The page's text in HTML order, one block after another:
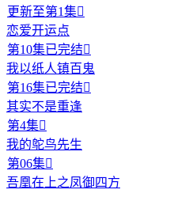
更新至第1集
恋爱开运点
第10集已完结
我以纸人镇百鬼
第16集已完结
其实不是重逢
第4集
我的鸵鸟先生
第06集
吾凰在上之凤御四方